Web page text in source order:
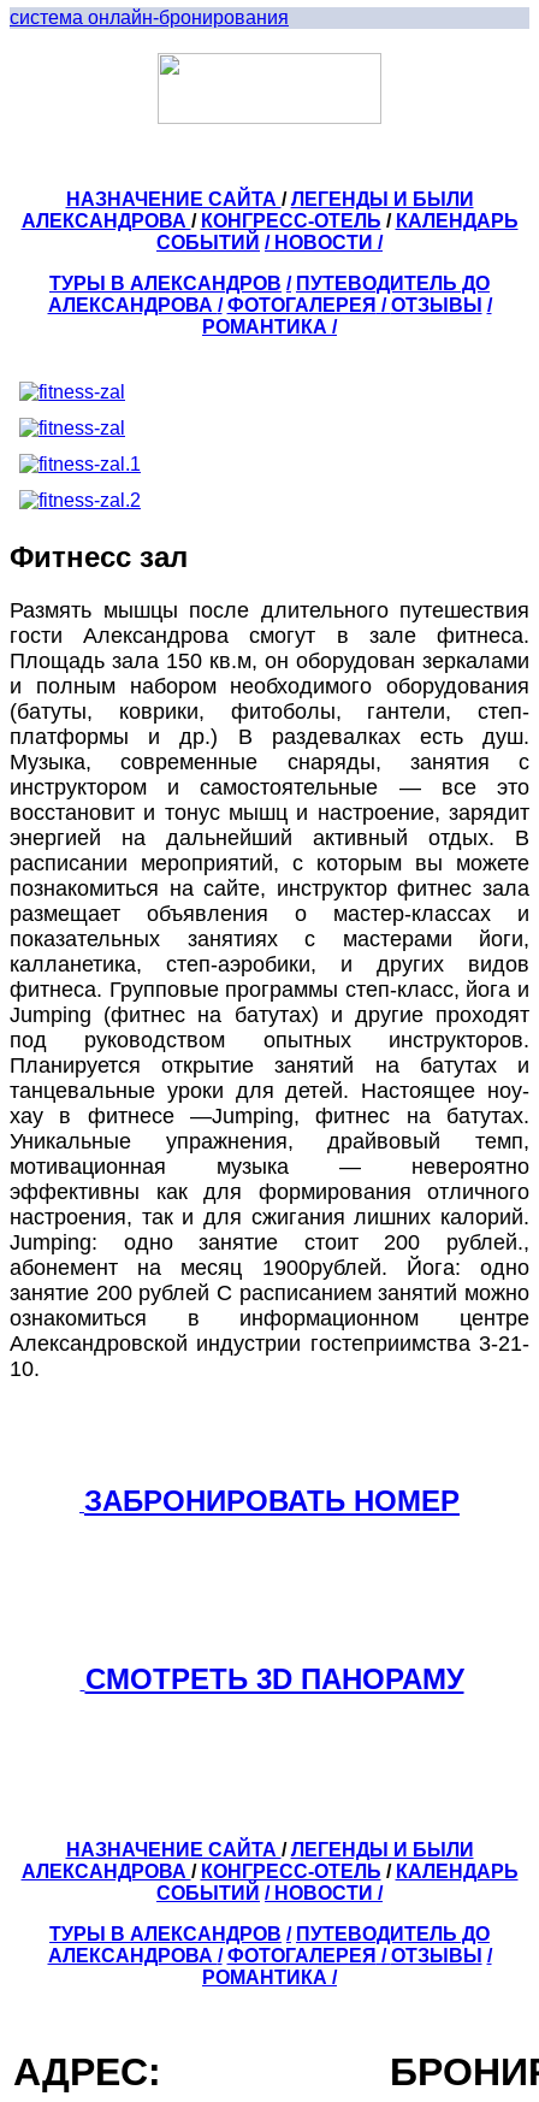
система онлайн-бронирования
НАЗНАЧЕНИЕ САЙТА /ЛЕГЕНДЫ И БЫЛИ
АЛЕКСАНДРОВА / КОНГРЕСС-ОТЕЛЬ / КАЛЕНДАРЬ
СОБЫТИЙ / НОВОСТИ /
ТУРЫ В АЛЕКСАНДРОВ / ПУТЕВОДИТЕЛЬ ДО
АЛЕКСАНДРОВА / ФОТОГАЛЕРЕЯ /ОТЗЫВЫ /
РОМАНТИКА /
Фитнесс зал
Размять мышцы после длительного путешествия
гости Александрова смогут в зале фитнеса.
Площадь зала 150 кв.м, он оборудован зеркалами
и полным набором необходимого оборудования
(батуты, коврики, фитоболы, гантели, степ-
платформы и др.) В раздевалках есть душ.
Музыка, современные снаряды, занятия с
инструктором и самостоятельные — все это
восстановит и тонус мышц и настроение, зарядит
энергией на дальнейший активный отдых. В
расписании мероприятий, с которым вы можете
познакомиться на сайте, инструктор фитнес зала
размещает объявления о мастер-классах и
показательных занятиях с мастерами йоги,
калланетика, степ-аэробики, и других видов
фитнеса. Групповые программы степ-класс, йога и
Jumping (фитнес на батутах) и другие проходят
под руководством опытных инструкторов.
Планируется открытие занятий на батутах и
танцевальные уроки для детей. Настоящее ноу-
хау в фитнесе —Jumping, фитнес на батутах.
Уникальные упражнения, драйвовый темп,
мотивационная музыка — невероятно
эффективны как для формирования отличного
настроения, так и для сжигания лишних калорий.
Jumping: одно занятие стоит 200 рублей.,
абонемент на месяц 1900рублей. Йога: одно
занятие 200 рублей С расписанием занятий можно
ознакомиться в информационном центре
Александровской индустрии гостеприимства 3-21-
10.
ЗАБРОНИРОВАТЬ НОМЕР
СМОТРЕТЬ 3D ПАНОРАМУ
НАЗНАЧЕНИЕ САЙТА /ЛЕГЕНДЫ И БЫЛИ
АЛЕКСАНДРОВА / КОНГРЕСС-ОТЕЛЬ / КАЛЕНДАРЬ
СОБЫТИЙ / НОВОСТИ /
ТУРЫ В АЛЕКСАНДРОВ / ПУТЕВОДИТЕЛЬ ДО
АЛЕКСАНДРОВА / ФОТОГАЛЕРЕЯ /ОТЗЫВЫ /
РОМАНТИКА /
АДРЕС: